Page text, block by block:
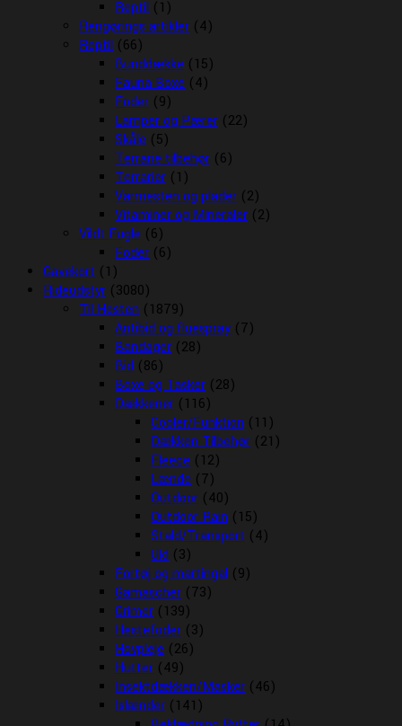
Reptil (1)
Rengørings artikler (4)
Reptil (66)
Bunddække (15)
Fauna Boxe (4)
Foder (9)
Lamper og Pærer (22)
Skåle (5)
Terrarie tilbehør (6)
Terrarier (1)
Varmesten og plader (2)
Vitaminer og Mineraler (2)
Vildt Fugle (6)
Foder (6)
Gavekort (1)
Rideudstyr (3080)
Til Hesten (1879)
Antibid og fluespray (7)
Bandager (28)
Bid (86)
Boxe og Tasker (28)
Dækkener (116)
Cooler/Funktion (11)
Dækken Tilbehør (21)
Fleece (12)
Lænde (7)
Outdoor (40)
Outdoor Rain (15)
Stald/Transport (4)
Uld (3)
Fortøj og martingal (9)
Gamascher (73)
Grimer (139)
Hestefoder (3)
Hovpleje (26)
Hutter (49)
Insektdækken/Masker (46)
Islænder (141)